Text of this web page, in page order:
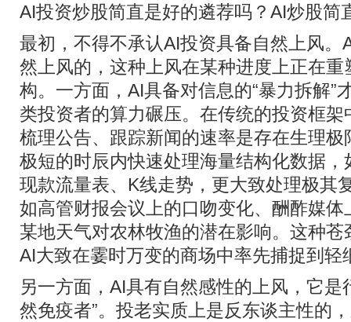
AI投资炒股简直是好的遴荐吗？AI炒股简
最初，不得不承认AI投资具备自然上风。
然上风的，这种上风在某种进度上正在
构。一方面，AI具备对信息的“暴力拆解”
类投资者的算力碾压。在传统的投资框
梳理公告、跟踪新闻的速率是存在生理
极短的时辰内快速处理海量结构化数据
现款流量表、K线走势，更大致处理极其
如高管财报会议上的口吻变化、酬酢媒
某地天气对农林牧渔的潜在影响。这种
AI大致在霎时万变的商场中率先捕捉到轻
另一方面，AI具有自然感性的上风，它是
然免疫者”。投老实质上是反东谈主性的